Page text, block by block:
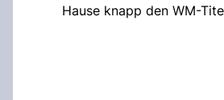
Hause knapp den WM-